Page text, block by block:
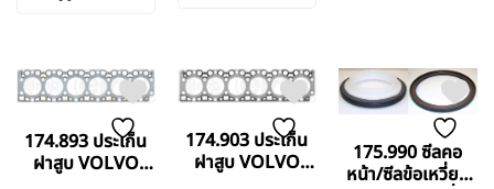
174.893 ประเก็น
ฝาสูบ VOLVO
174.903 ประเก็น
ฝาสูบ VOLVO
175.990 ซีลคอ
หน้า/ซีลข้อเหวี่ยง